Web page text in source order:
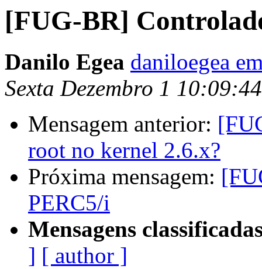
[FUG-BR]
Danilo Egea daniloegea
Sexta Dezembro 1
Mensagem anterior:
root no kernel 2.6.x?
Próxima mensagem:
PERC5/i
Mensagens
] [ author ]